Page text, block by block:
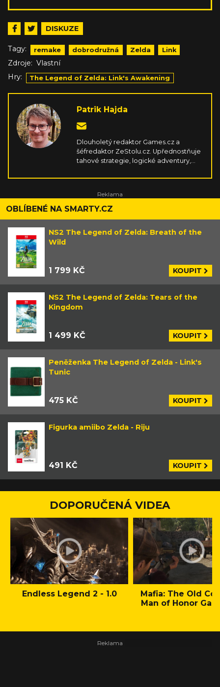
OBLÍBENÉ NA SMARTY.CZ
NS2 The Legend of Zelda: Breath of the
Wild
1 799 KČ KOUPIT
NS2 The Legend of Zelda: Tears of the
Kingdom
1 499 KČ KOUPIT
Peněženka The Legend of Zelda - Link's
Tunic
475 KČ KOUPIT
Figurka amiibo Zelda - Riju
491 KČ KOUPIT
DISKUZE
Tagy: remake dobrodružná Zelda Link
Zdroje: Vlastní
Hry:
The Legend of Zelda: Link's Awakening
Patrik Hajda
Dlouholetý redaktor Games.cz a
šéfredaktor ZeStolu.cz. Upřednostňuje
tahové strategie, logické adventury,
co vyplodí kreativní indie scéna. Hraje
Decku. V rámci stolních her miluje
příběhové koopy s kampaněmi a velmi
DOPORUČENÁ VIDEA
Endless Legend 2 - 1.0
Mafia: The Old
Man of Honor